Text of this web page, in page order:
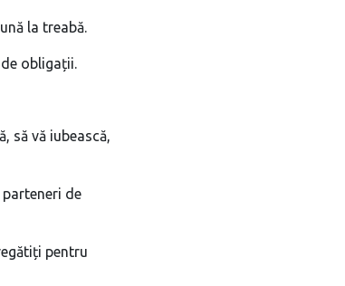
la treabă.
obligații.
să vă iubească,
parteneri de
pentru